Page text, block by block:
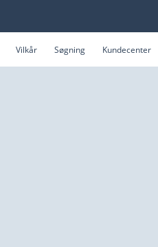
Hjælpemidler generelt
Vilkår Søgning Kundecenter